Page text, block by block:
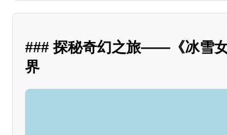
### 探秘奇幻之旅——《冰雪
界